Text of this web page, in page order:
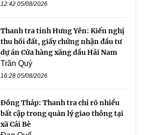
12:42 05/08/2026
Thanh tra tỉnh Hưng Yên: Kiến nghị
thu hồi đất, giấy chứng nhận đầu tư
dự án Cửa hàng xăng dầu Hải Nam
Trần Quý
16:28 05/08/2026
Đồng Tháp: Thanh tra chỉ rõ nhiều
bất cập trong quản lý giao thông tại
xã Cái Bè